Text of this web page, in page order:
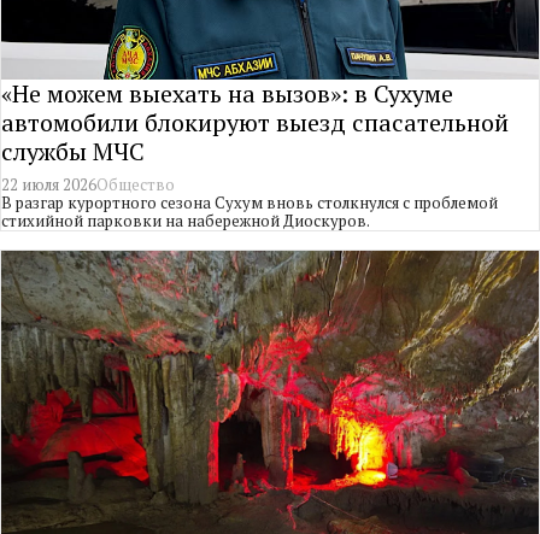
«Не можем выехать на вызов»: в Сухуме
автомобили блокируют выезд спасательной
службы МЧС
22 июля 2026Общество
В разгар курортного сезона Сухум вновь столкнулся с проблемой
стихийной парковки на набережной Диоскуров.